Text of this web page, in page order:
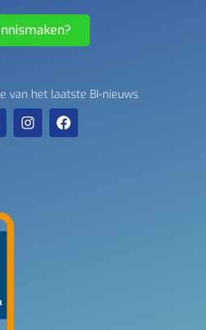
van het laatste BI-nieuws